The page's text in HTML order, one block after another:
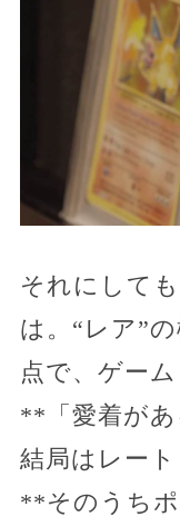
それにして
は。“レア”
点で、ゲー
**「愛着があ
結局はレート
**そのうち